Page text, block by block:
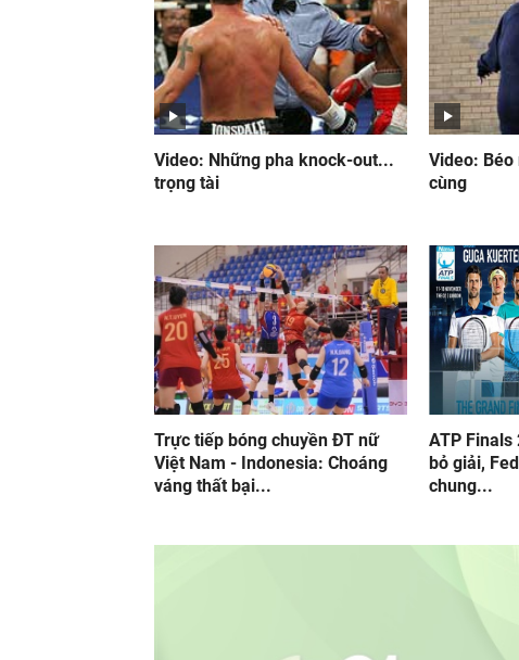
Video: Những pha knock-out...
trọng tài
Video:
cùng
Trực tiếp bóng chuyền ĐT nữ
Việt Nam - Indonesia: Choáng
váng thất bại...
ATP Finals
bỏ giải,
chung...